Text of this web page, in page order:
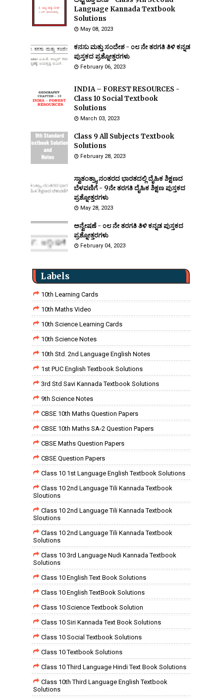
Language Kannada Textbook
Solutions
May 08, 2023
ಕನಸು ಮತ್ತು ಸಂದೇಶ - ೦೮ ನೇ ತರಗತಿ ತಿಳಿ ಕನ್ನಡ
ಪುಸ್ತಕದ ಪ್ರಶ್ನೋತ್ತರಗಳು
February 06, 2023
INDIA – FOREST RESOURCES -
Class 10 Social Textbook
Solutions
March 03, 2023
Class 9 All Subjects Textbook
Solutions
February 28, 2023
ಸ್ವಾತಂತ್ರ್ಯಾ ನಂತರದ ಭಾರತದಲ್ಲಿ ದೈಹಿಕ ಶಿಕ್ಷಣದ
ಬೆಳವಣಿಗೆ - 9ನೇ ತರಗತಿ ದೈಹಿಕ ಶಿಕ್ಷಣ ಪುಸ್ತಕದ
ಪ್ರಶ್ನೋತ್ತರಗಳು
May 28, 2023
ಅನ್ವೇಷಣೆ - ೦೮ ನೇ ತರಗತಿ ತಿಳಿ ಕನ್ನಡ ಪುಸ್ತಕದ
ಪ್ರಶ್ನೋತ್ತರಗಳು
February 04, 2023
Labels
10th Learning Cards
10th Maths Video
10th Science Learning Cards
10th Science Notes
10th Std. 2nd Language English Notes
1st PUC English Textbook Solutions
3rd Std Savi Kannada Textbook Solutions
9th Science Notes
CBSE 10th Maths Question Papers
CBSE 10th Maths SA-2 Question Papers
CBSE Maths Question Papers
CBSE Question Papers
Class 10 1st Language English Textbook Solutions
Class 10 2nd Language Tili Kannada Textbook
Sloutions
Class 10 2nd Language Tili Kannada Textbook
Sloutions
Class 10 2nd Language Tili Kannada Textbook
Solutions
Class 10 3rd Language Nudi Kannada Textbook
Solutions
Class 10 English Text Book Solutions
Class 10 English TextBook Solutions
Class 10 Science Textbook Solution
Class 10 Siri Kannada Text Book Solutions
Class 10 Social Textbook Solutions
Class 10 Textbook Solutions
Class 10 Third Language Hindi Text Book Solutions
Class 10th Third Language English Textbook
Solutions